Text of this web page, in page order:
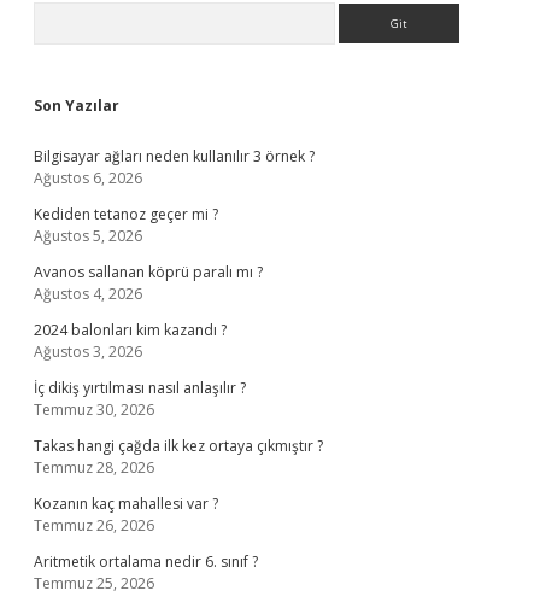
Son Yazılar
Bilgisayar ağları neden kullanılır 3 örnek ?
Ağustos 6, 2026
Kediden tetanoz geçer mi ?
Ağustos 5, 2026
Avanos sallanan köprü paralı mı ?
Ağustos 4, 2026
2024 balonları kim kazandı ?
Ağustos 3, 2026
İç dikiş yırtılması nasıl anlaşılır ?
Temmuz 30, 2026
Takas hangi çağda ilk kez ortaya çıkmıştır ?
Temmuz 28, 2026
Kozanın kaç mahallesi var ?
Temmuz 26, 2026
Aritmetik ortalama nedir 6. sınıf ?
Temmuz 25, 2026